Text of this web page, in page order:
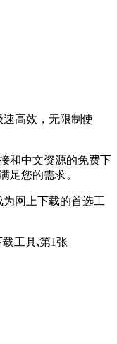
速高效，无限制使
和中文资源的免费下
足您的需求。
网上下载的首选工